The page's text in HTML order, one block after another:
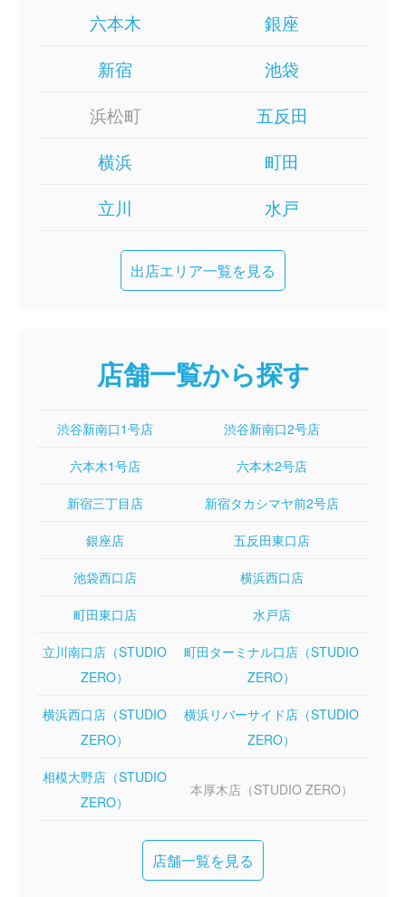
六本木
銀座
新宿
池袋
浜松町
五反田
横浜
町田
立川
水戸
出店エリア一覧を見る
店舗一覧から探す
渋谷新南口1号店 渋谷新南口2号店
六本木1号店 六本木2号店
新宿三丁目店 新宿タカシマヤ前2号店
銀座店 五反田東口店
池袋西口店 横浜西口店
町田東口店 水戸店
立川南口店（STUDIO
ZERO）
町田ターミナル口店（STUDIO
ZERO）
横浜西口店（STUDIO
ZERO）
横浜リバーサイド店（STUDIO
ZERO）
相模大野店（STUDIO
ZERO）
本厚木店（STUDIO ZERO）
店舗一覧を見る